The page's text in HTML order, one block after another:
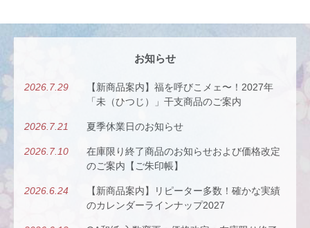
お知らせ
2026.7.29
【新商品案内】福を呼びこメェ〜！2027年
「未（ひつじ）」干支商品のご案内
2026.7.21 夏季休業日のお知らせ
2026.7.10
在庫限り終了商品のお知らせおよび価格改定
のご案内【ご朱印帳】
2026.6.24
【新商品案内】リピーター多数！確かな実績
のカレンダーラインナップ2027